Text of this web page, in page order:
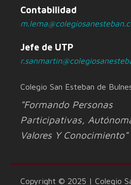
Contabilidad
Jefe de UTP
Colegio San Esteban de
"Formando Personas
Participativas,
Valores Y Conocimiento"
Copyright © 2025 | Colegio